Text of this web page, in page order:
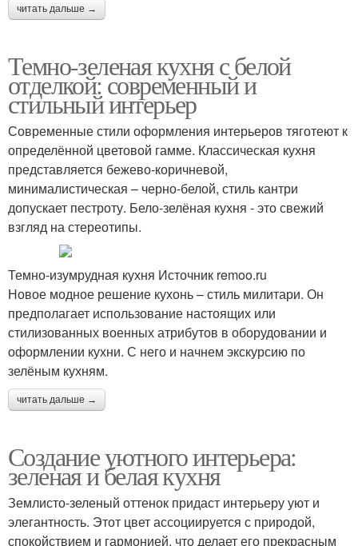
читать дальше →
Темно-зеленая кухня с белой
отделкой: современный и
стильный интерьер
Современные стили оформления интерьеров тяготеют к
определённой цветовой гамме. Классическая кухня
представляется бежево-коричневой,
минималистическая – черно-белой, стиль кантри
допускает пестроту. Бело-зелёная кухня - это свежий
взгляд на стереотипы.
Темно-изумрудная кухня Источник remoo.ru
Новое модное решение кухонь – стиль милитари. Он
предполагает использование настоящих или
стилизованных военных атрибутов в оборудовании и
оформлении кухни. С него и начнем экскурсию по
зелёным кухням.
читать дальше →
Создание уютного интерьера:
зеленая и белая кухня
Землисто-зеленый оттенок придаст интерьеру уют и
элегантность. Этот цвет ассоциируется с природой,
спокойствием и гармонией, что делает его прекрасным